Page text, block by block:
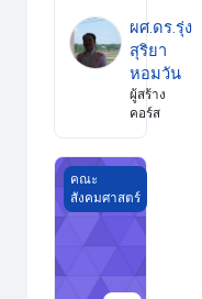
ผศ.ดร.รุ่ง
สุริยา
หอมวัน
ผู้สร้าง
คอร์ส
การเมืองการปกคร
คณะ
สังคมศาสตร์